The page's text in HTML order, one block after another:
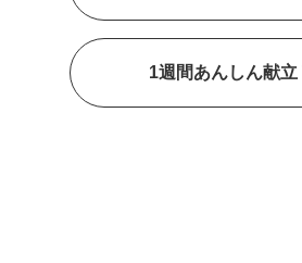
1週間あんしん献立